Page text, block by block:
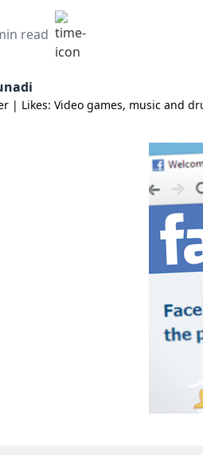
read
read
| Likes: Video games, music and